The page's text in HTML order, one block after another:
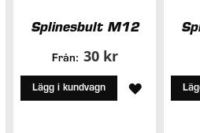
Splinesbult M12
Från: 30 kr
Lägg i kundvagn
LÄGG